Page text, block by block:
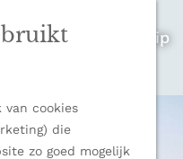
van cookies
die
zo goed mogelijk
een stedentrip
Honeyguides